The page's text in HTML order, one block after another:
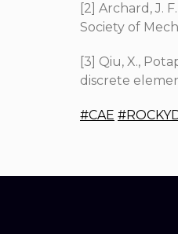
[2] Archard, J.
Society of
[3] Qiu, X.,
discrete
#CAE